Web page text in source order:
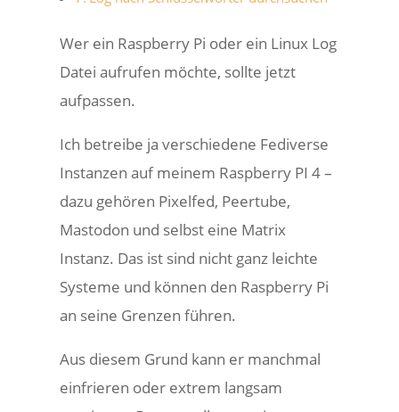
Wer ein Raspberry Pi oder ein Linux Log
Datei aufrufen möchte, sollte jetzt
aufpassen.
Ich betreibe ja verschiedene Fediverse
Instanzen auf meinem Raspberry PI 4 –
dazu gehören Pixelfed, Peertube,
Mastodon und selbst eine Matrix
Instanz. Das ist sind nicht ganz leichte
Systeme und können den Raspberry Pi
an seine Grenzen führen.
Aus diesem Grund kann er manchmal
einfrieren oder extrem langsam